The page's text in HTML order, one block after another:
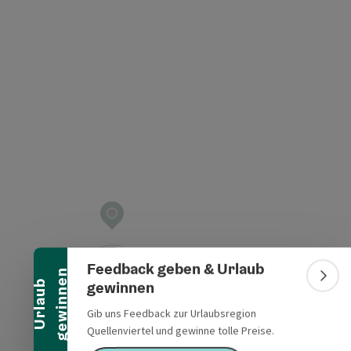
U
r
l
a
u
b
g
e
w
i
n
n
e n
Banner einklappen
Feedback geben & Urlaub
gewinnen
Gib uns Feedback zur Urlaubsregion
Quellenviertel und gewinne tolle Preise.